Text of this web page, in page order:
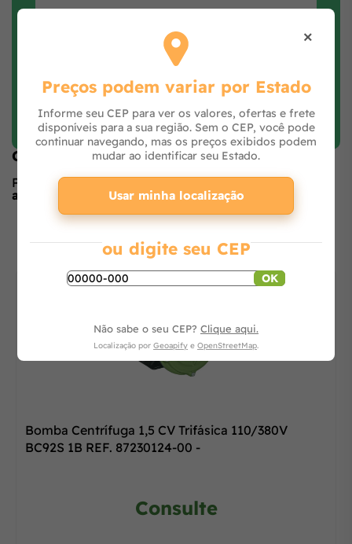
Faça login e avalie
Opiniões de quem comprou o produto
Produto ainda sem avaliações,seja o primeiro a
avaliar
no formulário ao lado.
O que os outros estão vendo
Bomba Centrífuga 1,5 CV Trifásica 110/380V
BC92S 1B REF. 87230124-00 -
Consulte
×
Preços podem variar por Estado
Informe seu CEP para ver os valores, ofertas e frete
disponíveis para a sua região. Sem o CEP, você pode
continuar navegando, mas os preços exibidos podem
mudar ao identificar seu Estado.
Usar minha localização
ou digite seu CEP
OK
Não sabe o seu CEP? Clique aqui.
Localização por Geoapify e OpenStreetMap.